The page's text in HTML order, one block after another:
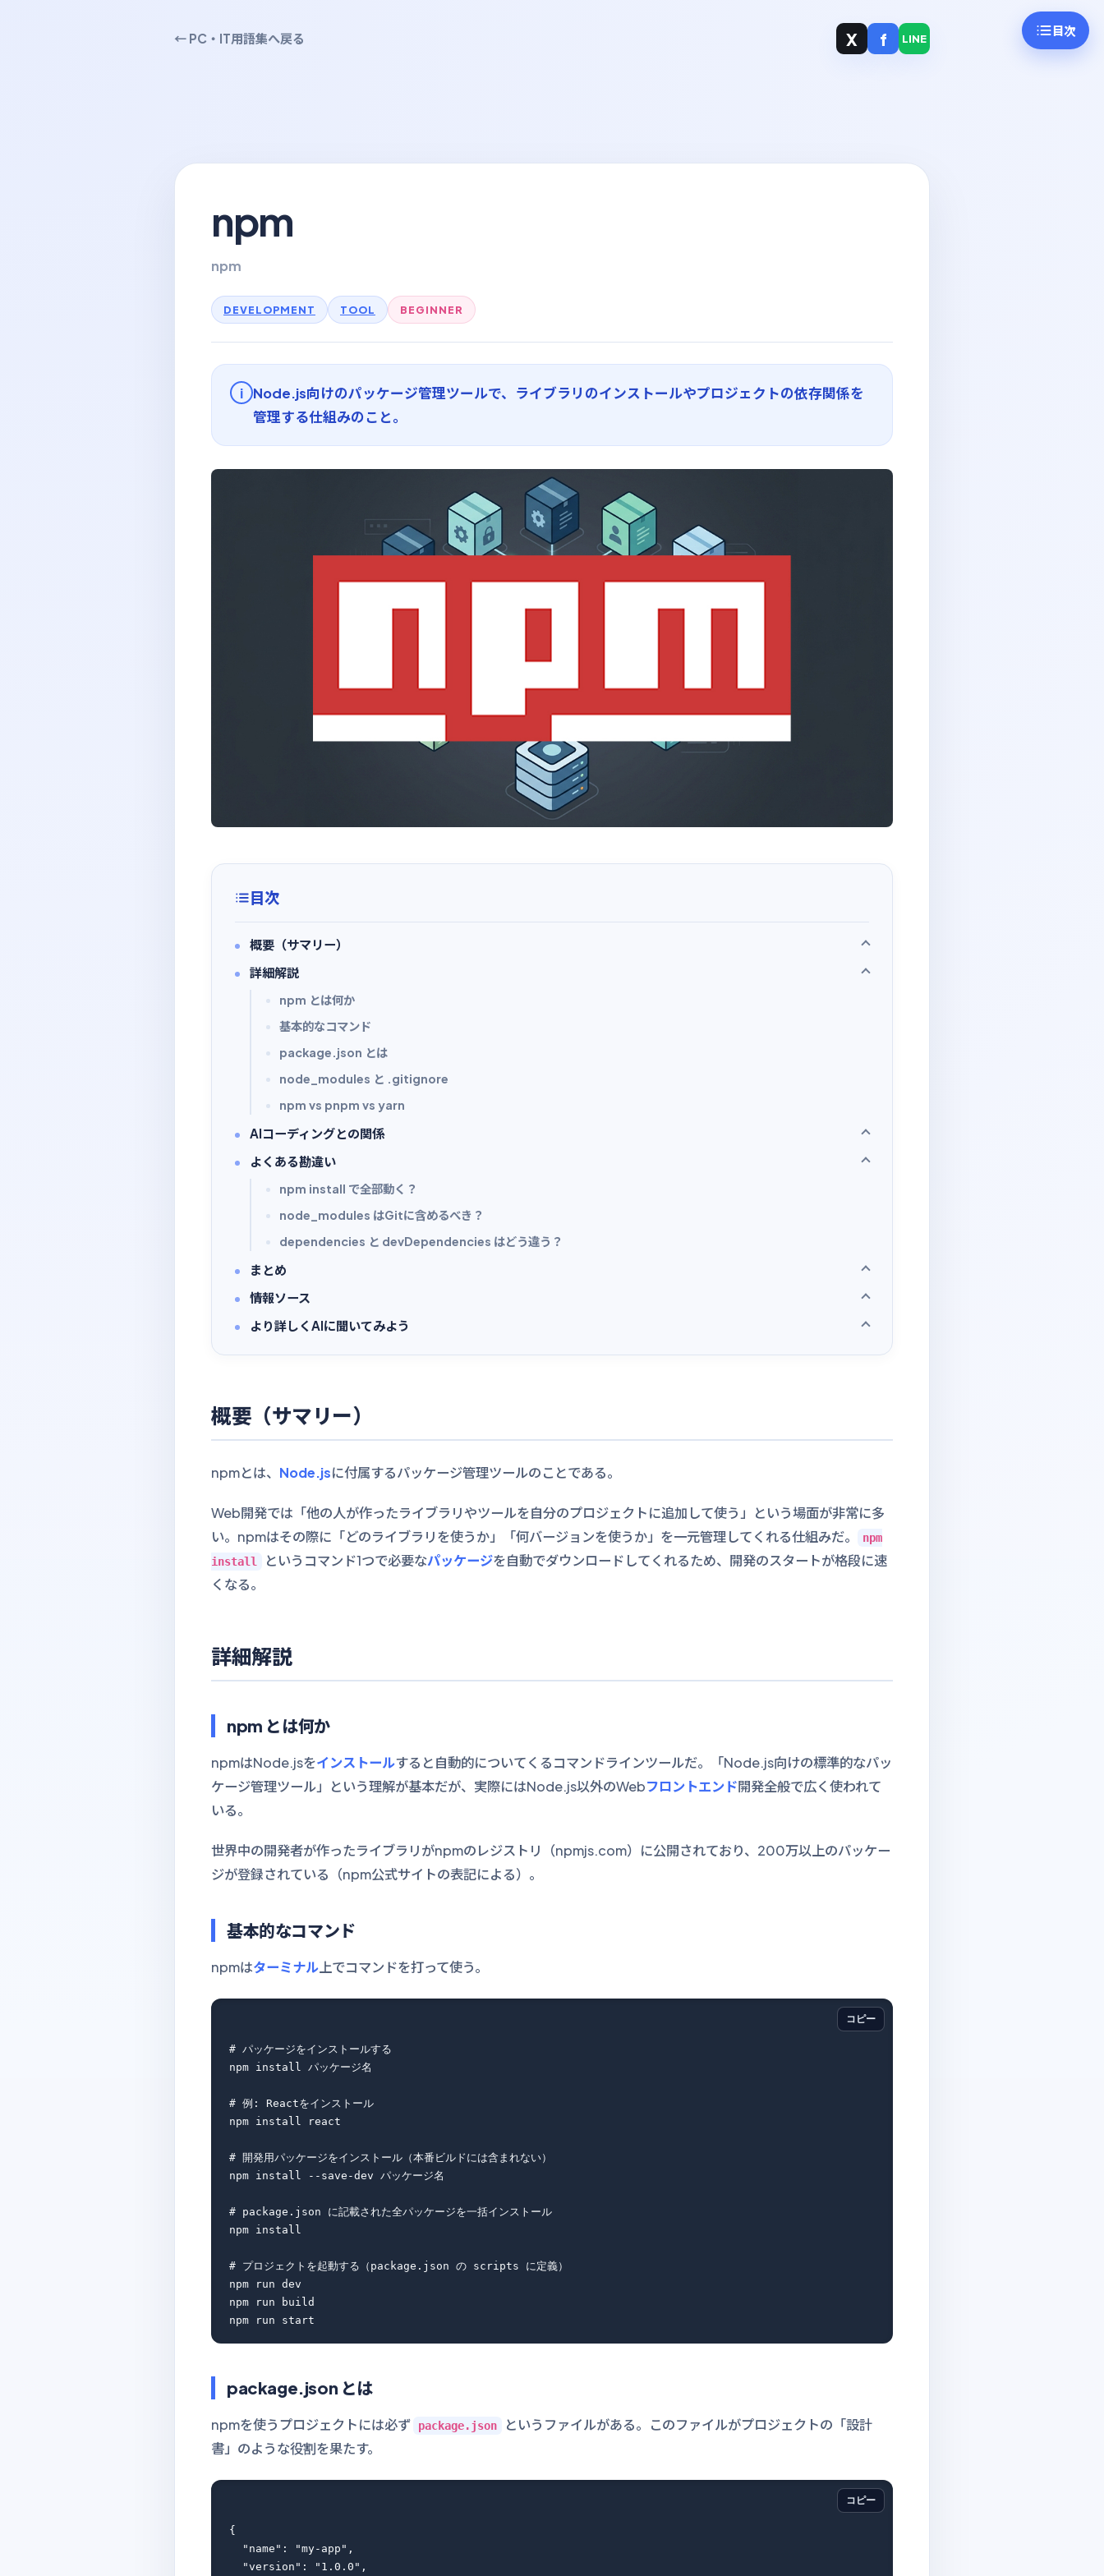
← PC・IT用語集へ戻る X f LINE
npm
npm
DEVELOPMENT TOOL BEGINNER
i
Node.js向けのパッケージ管理ツールで、ライブラリのインストールやプロジェクトの依存関係を
管理する仕組みのこと。
目次
概要（サマリー）
詳細解説
npm とは何か
基本的なコマンド
package.json とは
node_modules と .gitignore
npm vs pnpm vs yarn
AIコーディングとの関係
よくある勘違い
npm install で全部動く？
node_modules はGitに含めるべき？
dependencies と devDependencies はどう違う？
まとめ
情報ソース
より詳しくAIに聞いてみよう
概要（サマリー）
npmとは、 Node.jsに付属するパッケージ管理ツールのことである。
Web開発では「他の人が作ったライブラリやツールを自分のプロジェクトに追加して使う」という場面が非常に多
い。npmはその際に「どのライブラリを使うか」「何バージョンを使うか」を一元管理してくれる仕組みだ。
npm
install
というコマンド1つで必要なパッケージを自動でダウンロードしてくれるため、開発のスタートが格段に速
くなる。
詳細解説
npm とは何か
npmはNode.jsをインストールすると自動的についてくるコマンドラインツールだ。「Node.js向けの標準的なパッ
ケージ管理ツール」という理解が基本だが、実際にはNode.js以外のWebフロントエンド開発全般で広く使われて
いる。
世界中の開発者が作ったライブラリがnpmのレジストリ（npmjs.com）に公開されており、200万以上のパッケー
ジが登録されている（npm公式サイトの表記による）。
基本的なコマンド
npmはターミナル 上でコマンドを打って使う。
コピー
# パッケージをインストールする
npm install パッケージ名
# 例: Reactをインストール
npm install react
# 開発用パッケージをインストール（本番ビルドには含まれない）
npm install --save-dev パッケージ名
# package.json に記載された全パッケージを一括インストール
npm install
# プロジェクトを起動する（package.json の scripts に定義）
npm run dev
npm run build
package.json とは
npmを使うプロジェクトには必ず package.json
というファイルがある。このファイルがプロジェクトの「設計
書」のような役割を果たす。
コピー
{
  "name": "my-app",
  "version": "1.0.0",
目次